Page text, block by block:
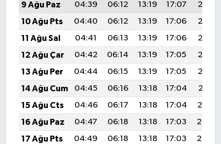
9 Ağu Paz
04:39 06:12 13:19 17:07
20:17
10 Ağu Pts
04:40 06:12 13:19 17:06
20:16
11 Ağu Sal
04:41 06:13 13:19 17:06
20:15
12 Ağu Çar
04:42 06:14 13:19 17:05
20:13
13 Ağu Per
04:44 06:15 13:19 17:05
20:12
14 Ağu Cum
04:45 06:16 13:18 17:04
20:11
15 Ağu Cts
04:46 06:17 13:18 17:04
20:10
16 Ağu Paz
04:47 06:18 13:18 17:03
20:08
17 Ağu Pts
04:49 06:18 13:18 17:03
20:07